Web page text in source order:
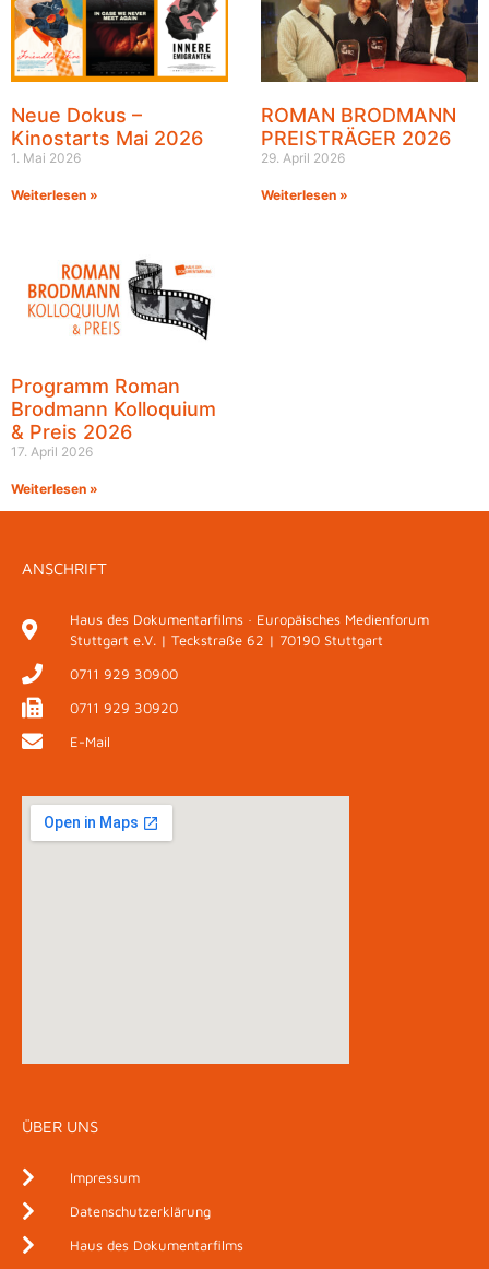
Neue Dokus –
Kinostarts Mai 2026
1. Mai 2026
Weiterlesen »
ROMAN BRODMANN
PREISTRÄGER 2026
29. April 2026
Weiterlesen »
Programm Roman
Brodmann Kolloquium
& Preis 2026
17. April 2026
Weiterlesen »
ANSCHRIFT
Haus des Dokumentarfilms · Europäisches Medienforum
Stuttgart e.V. | Teckstraße 62 | 70190 Stuttgart
0711 929 30900
0711 929 30920
E-Mail
ÜBER UNS
Impressum
Datenschutzerklärung
Haus des Dokumentarfilms